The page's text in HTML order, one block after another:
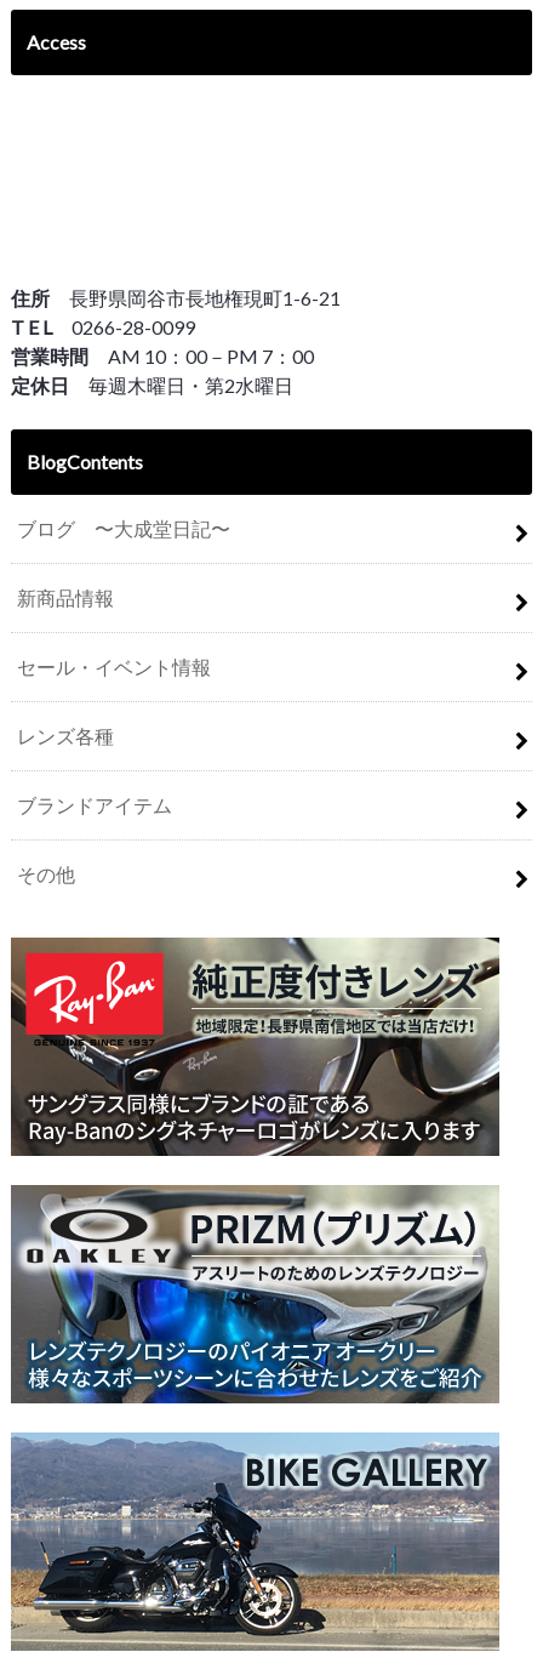
Access
住所 長野県岡谷市長地権現町1-6-21
T E L 0266-28-0099
営業時間 AM 10：00－PM 7：00
定休日
毎週木曜日・第2水曜日
BlogContents
ブログ 〜大成堂日記〜
新商品情報
セール・イベント情報
レンズ各種
ブランドアイテム
その他